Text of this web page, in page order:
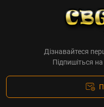
Дізнавайтеся
Підпишіться